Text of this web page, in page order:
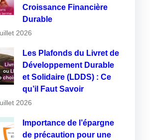
Croissance Financière
Durable
2026
Les Plafonds du Livret de
Développement Durable
et Solidaire (LDDS) : Ce
qu’il Faut Savoir
2026
Importance de l’épargne
de précaution pour une